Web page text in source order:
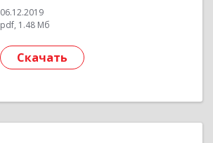
06.12.2019
pdf, 1.48 Мб
Скачать